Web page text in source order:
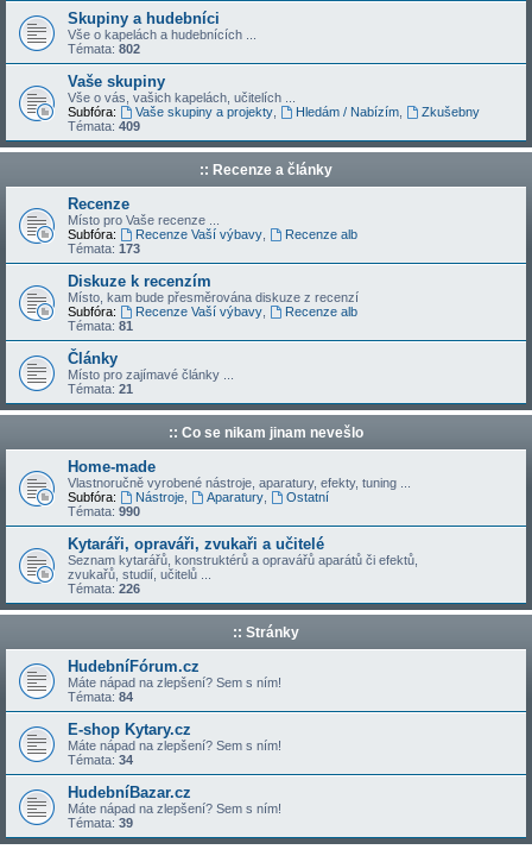
Skupiny a hudebníci
Vše o kapelách a hudebnících ...
Témata: 802
Vaše skupiny
Vše o vás, vašich kapelách, učitelích ...
Subfóra:
Vaše skupiny a projekty, Hledám / Nabízím,
Zkušebny
Témata: 409
:: Recenze a články
Recenze
Místo pro Vaše recenze ...
Subfóra:
Recenze Vaší výbavy,
Recenze alb
Témata: 173
Diskuze k recenzím
Místo, kam bude přesměrována diskuze z recenzí
Subfóra:
Recenze Vaší výbavy,
Recenze alb
Témata: 81
Články
Místo pro zajímavé články ...
Témata: 21
:: Co se nikam jinam nevešlo
Home-made
Vlastnoručně vyrobené nástroje, aparatury, efekty, tuning ...
Subfóra:
Nástroje, Aparatury,
Ostatní
Témata: 990
Kytaráři, opraváři, zvukaři a učitelé
Seznam kytarářů, konstruktérů a opravářů aparátů či efektů,
zvukařů, studií, učitelů ...
Témata: 226
:: Stránky
HudebníFórum.cz
Máte nápad na zlepšení? Sem s ním!
Témata: 84
E-shop Kytary.cz
Máte nápad na zlepšení? Sem s ním!
Témata: 34
HudebníBazar.cz
Máte nápad na zlepšení? Sem s ním!
Témata: 39